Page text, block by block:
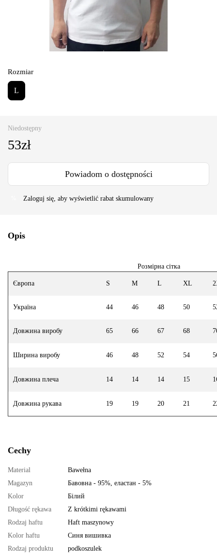
Rozmiar
L
Niedostępny
53zł
Powiadom o dostępności
Zaloguj się , aby wyświetlić rabat skumulowany
Opis
Розмірна сітка
Європа S M L XL
Україна 44 46 48 50
Довжина виробу 65 66 67 68
Ширина виробу 46 48 52 54
Довжина плеча 14 14 14 15
Довжина рукава 19 19 20 21
Cechy
Material
Bawełna
Magazyn
Бавовна - 95%, еластан - 5%
Kolor
Білий
Długość rękawa
Z krótkimi rękawami
Rodzaj haftu
Haft maszynowy
Kolor haftu
Синя вишивка
Rodzaj produktu
podkoszulek